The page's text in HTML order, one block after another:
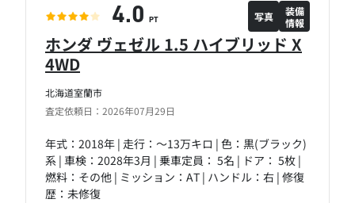
北海道室蘭市
査定依頼日：2026年07月29日
ホンダ ヴェゼル 1.5 ハイブリッド X
4WD
年式：2018年 | 走行：～13万キロ | 色：黒(ブラック)
系 | 車検：2028年3月 | 乗車定員： 5名 | ドア： 5枚 |
燃料：その他 | ミッション：AT | ハンドル：右 | 修復
歴：未修復
4.0 PT 写真
装備
情報